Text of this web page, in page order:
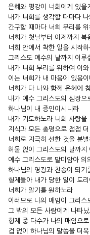
은혜와 평강이 너희에게 있을
내가 너희를 생각할 때마다
간구할 때마다 너희 무리를
너희가 첫날부터 이제까지
너희 안에서 착한 일을 시작
그리스도 예수의 날까지 이루
내가 너희 무리를 위하여 이
이는 너희가 내 마음에 있음
너희가 다 나와 함께 은혜에
내가 예수 그리스도의 심장으
하나님이 내 증인이시니라
내가 기도하노라 너희 사랑을
지식과 모든 총명으로 점점
너희로 지극히 선한 것을 분
허물 없이 그리스도의 날까지
예수 그리스도로 말미암아 의
하나님의 영광과 찬송이 되기
형제들아 내가 당한 일이 도
너희가 알기를 원하노라
이러므로 나의 매임이 그리
그 밖의 모든 사람에게 나타났
형제 중 다수가 나의 매임으
겁 없이 하나님의 말씀을 더